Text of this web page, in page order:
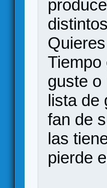
Tiempo
guste o
lista de
fan de
las
pierde